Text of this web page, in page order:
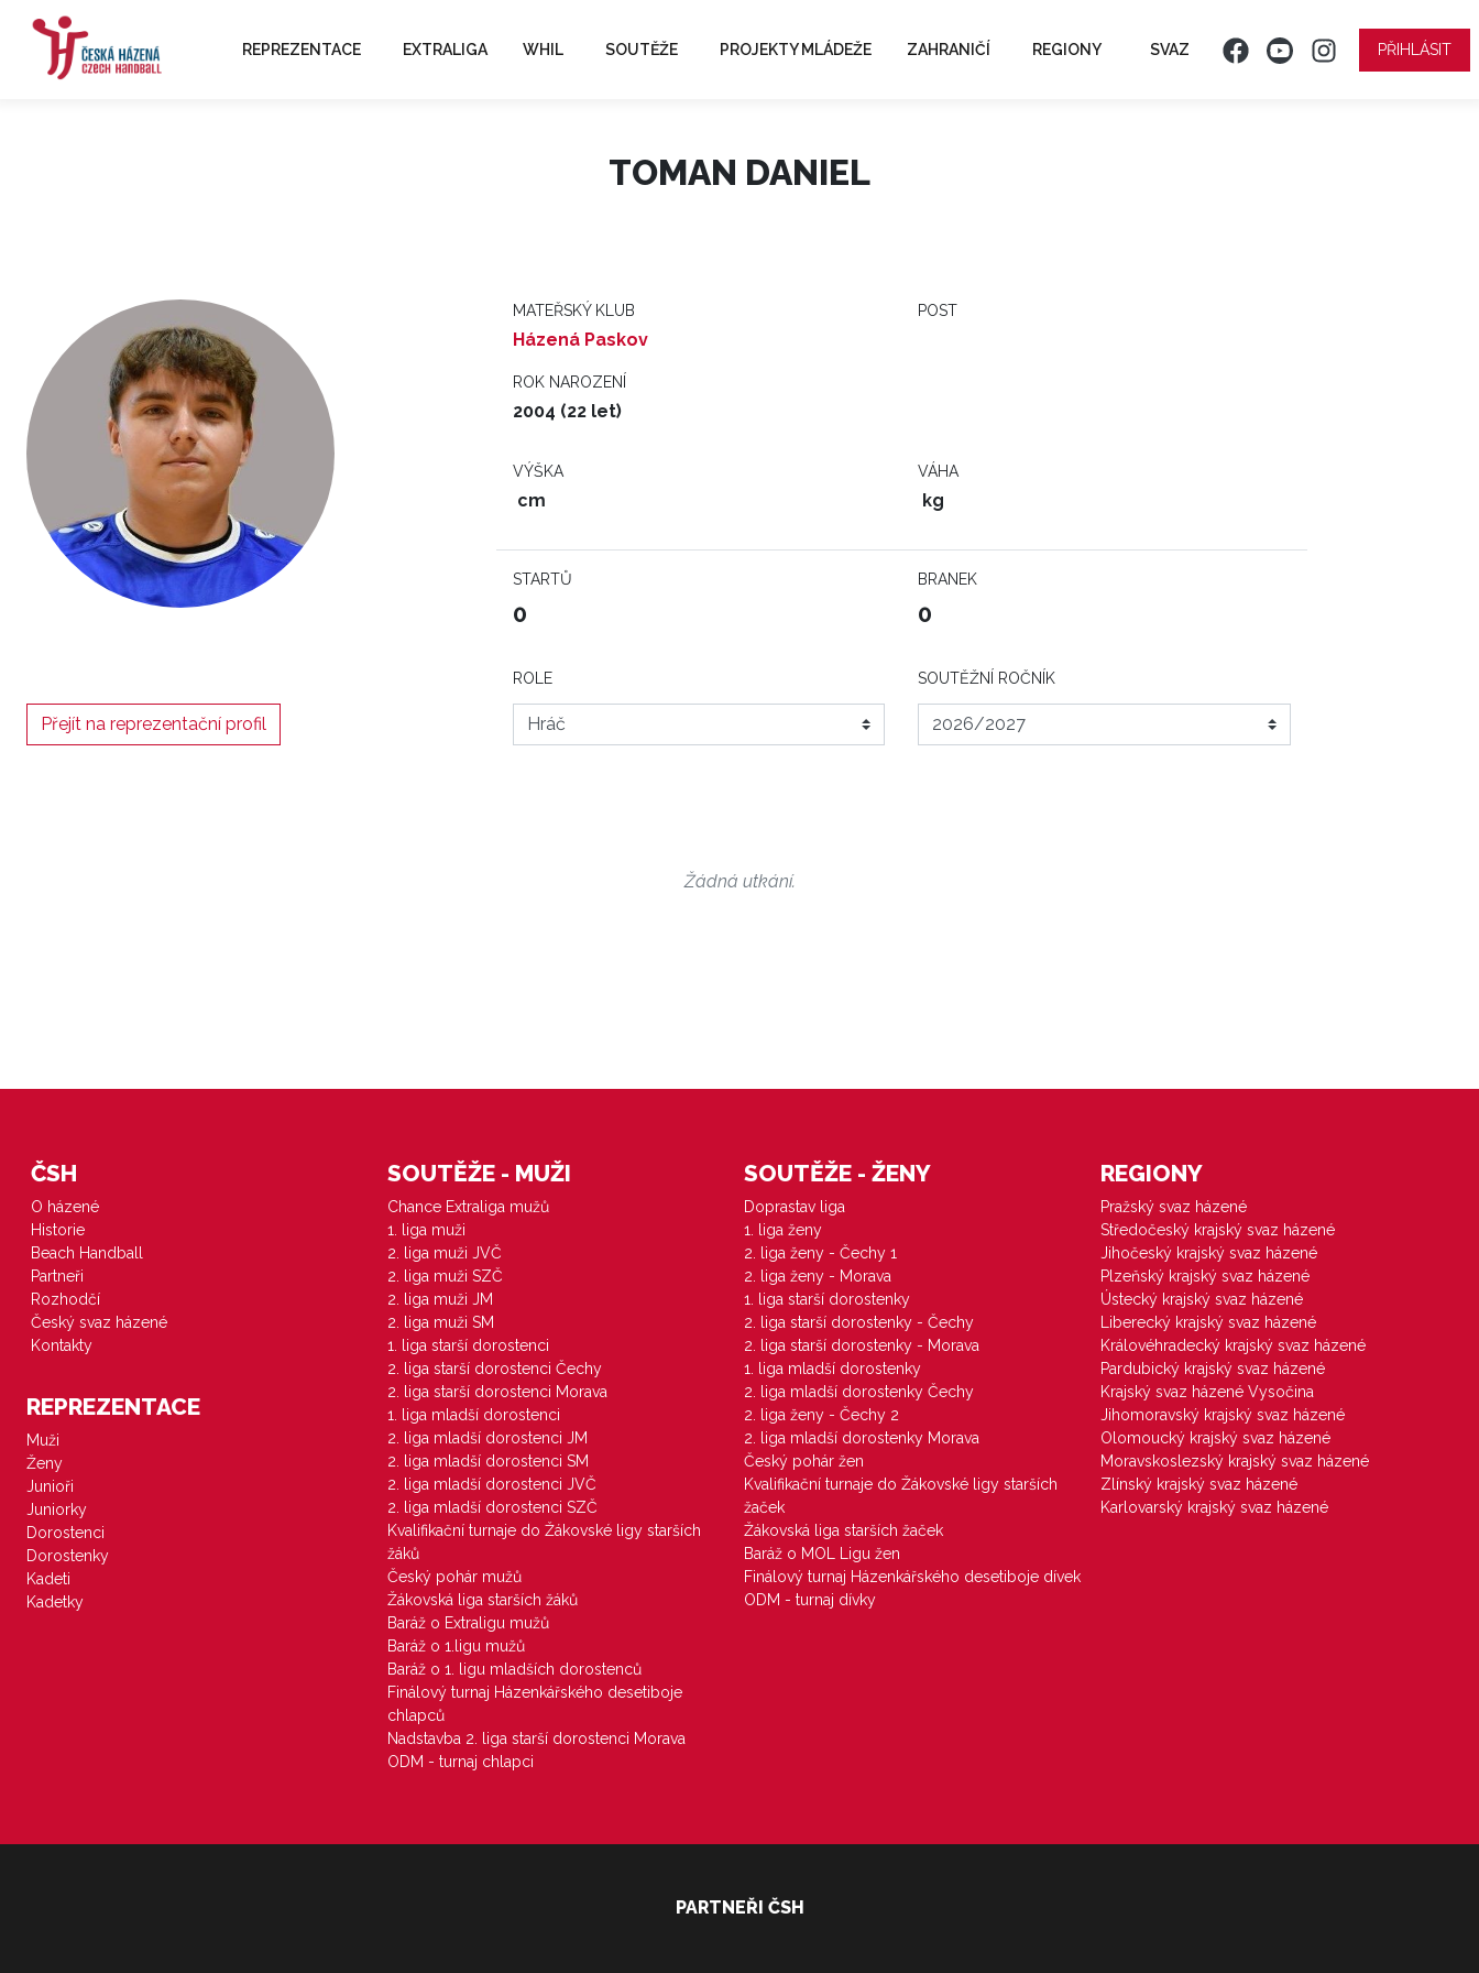
REPREZENTACE EXTRALIGA WHIL SOUTĚŽE PROJEKTY MLÁDEŽE ZAHRANIČÍ REGIONY SVAZ PŘIHLÁSIT
TOMAN DANIEL
MATEŘSKÝ KLUB
Házená Paskov
POST
ROK NAROZENÍ
2004 (22 let)
VÝŠKA
cm
VÁHA
kg
STARTŮ
0
BRANEK
0
Přejít na reprezentační profil
ROLE SOUTĚŽNÍ ROČNÍK
Žádná utkání.
ČSH
O házené
Historie
Beach Handball
Partneři
Rozhodčí
Český svaz házené
Kontakty
REPREZENTACE
Muži
Ženy
Junioři
Juniorky
Dorostenci
Dorostenky
Kadeti
Kadetky
SOUTĚŽE - MUŽI
Chance Extraliga mužů
1. liga muži
2. liga muži JVČ
2. liga muži SZČ
2. liga muži JM
2. liga muži SM
1. liga starší dorostenci
2. liga starší dorostenci Čechy
2. liga starší dorostenci Morava
1. liga mladší dorostenci
2. liga mladší dorostenci JM
2. liga mladší dorostenci SM
2. liga mladší dorostenci JVČ
2. liga mladší dorostenci SZČ
Kvalifikační turnaje do Žákovské ligy starších
žáků
Český pohár mužů
Žákovská liga starších žáků
Baráž o Extraligu mužů
Baráž o 1.ligu mužů
Baráž o 1. ligu mladších dorostenců
Finálový turnaj Házenkářského desetiboje
chlapců
Nadstavba 2. liga starší dorostenci Morava
ODM - turnaj chlapci
SOUTĚŽE - ŽENY
Doprastav liga
1. liga ženy
2. liga ženy - Čechy 1
2. liga ženy - Morava
1. liga starší dorostenky
2. liga starší dorostenky - Čechy
2. liga starší dorostenky - Morava
1. liga mladší dorostenky
2. liga mladší dorostenky Čechy
2. liga ženy - Čechy 2
2. liga mladší dorostenky Morava
Český pohár žen
Kvalifikační turnaje do Žákovské ligy starších
žaček
Žákovská liga starších žaček
Baráž o MOL Ligu žen
Finálový turnaj Házenkářského desetiboje dívek
ODM - turnaj dívky
REGIONY
Pražský svaz házené
Středočeský krajský svaz házené
Jihočeský krajský svaz házené
Plzeňský krajský svaz házené
Ústecký krajský svaz házené
Liberecký krajský svaz házené
Královéhradecký krajský svaz házené
Pardubický krajský svaz házené
Krajský svaz házené Vysočina
Jihomoravský krajský svaz házené
Olomoucký krajský svaz házené
Moravskoslezský krajský svaz házené
Zlínský krajský svaz házené
Karlovarský krajský svaz házené
PARTNEŘI ČSH